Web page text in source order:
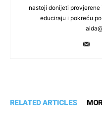
nastoji donijeti
educiraju i pokreću
RELATED ARTICLES